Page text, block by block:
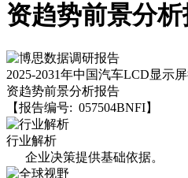
资趋势前景分
2025-2031年中国汽车LCD显示
资趋势前景分析报告
【报告编号: 057504BNFI】
行业解析
企业决策提供基础依据。